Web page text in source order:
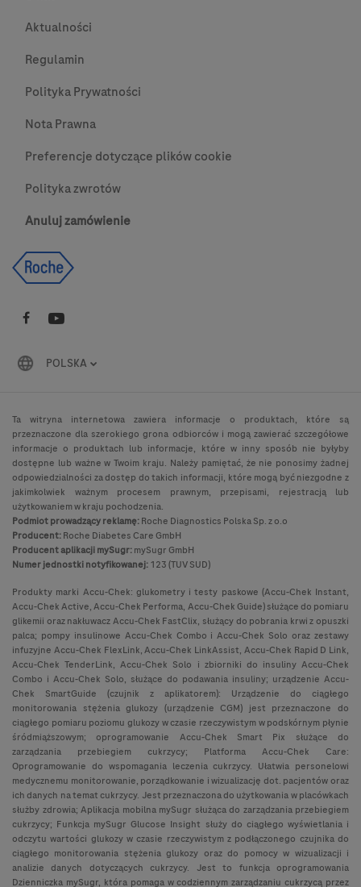
Aktualności
Regulamin
Polityka Prywatności
Nota Prawna
Preferencje dotyczące plików cookie
Polityka zwrotów
Anuluj zamówienie
POLSKA
Ta witryna internetowa zawiera informacje o produktach, które są
przeznaczone dla szerokiego grona odbiorców i mogą zawierać szczegółowe
informacje o produktach lub informacje, które w inny sposób nie byłyby
dostępne lub ważne w Twoim kraju. Należy pamiętać, że nie ponosimy żadnej
odpowiedzialności za dostęp do takich informacji, które mogą być niezgodne z
jakimkolwiek ważnym procesem prawnym, przepisami, rejestracją lub
użytkowaniem w kraju pochodzenia.
Podmiot prowadzący reklamę:Roche Diagnostics Polska Sp. z o.o
Producent:Roche Diabetes Care GmbH
Producent aplikacji mySugr:mySugr GmbH
Numer jednostki notyfikowanej:123 (TUV SUD)
Produkty marki Accu-Chek: glukometry i testy paskowe (Accu-Chek Instant,
Accu-Chek Active, Accu-Chek Performa, Accu-Chek Guide) służące do pomiaru
glikemii oraz nakłuwacz Accu-Chek FastClix, służący do pobrania krwi z opuszki
palca; pompy insulinowe Accu-Chek Combo i Accu-Chek Solo oraz zestawy
infuzyjne Accu-Chek FlexLink, Accu-Chek LinkAssist, Accu-Chek Rapid D Link,
Accu-Chek TenderLink, Accu-Chek Solo i zbiorniki do insuliny Accu-Chek
Combo i Accu-Chek Solo, służące do podawania insuliny; urządzenie Accu-
Chek SmartGuide (czujnik z aplikatorem): Urządzenie do ciągłego
monitorowania stężenia glukozy (urządzenie CGM) jest przeznaczone do
ciągłego pomiaru poziomu glukozy w czasie rzeczywistym w podskórnym płynie
śródmiąższowym; oprogramowanie Accu-Chek Smart Pix służące do
zarządzania przebiegiem cukrzycy; Platforma Accu-Chek Care:
Oprogramowanie do wspomagania leczenia cukrzycy. Ułatwia personelowi
medycznemu monitorowanie, porządkowanie i wizualizację dot. pacjentów oraz
ich danych na temat cukrzycy. Jest przeznaczona do użytkowania w placówkach
służby zdrowia; Aplikacja mobilna mySugr służąca do zarządzania przebiegiem
cukrzycy; Funkcja mySugr Glucose Insight służy do ciągłego wyświetlania i
odczytu wartości glukozy w czasie rzeczywistym z podłączonego czujnika do
ciągłego monitorowania stężenia glukozy oraz do pomocy w wizualizacji i
analizie danych dotyczących cukrzycy. Jest to funkcja oprogramowania
Dzienniczka mySugr, która pomaga w codziennym zarządzaniu cukrzycą przez